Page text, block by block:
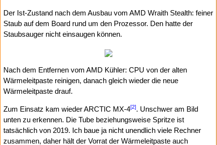
Der Ist-Zustand nach dem Ausbau vom AMD Wraith Stealth: feiner
Staub auf dem Board rund um den Prozessor. Den hatte der
Staubsauger nicht einsaugen können.
Nach dem Entfernen vom AMD Kühler: CPU von der alten
Wärmeleitpaste reinigen, danach gleich wieder die neue
Wärmeleitpaste drauf.
Zum Einsatz kam wieder ARCTIC MX-4[2]. Unschwer am Bild
unten zu erkennen. Die Tube beziehungsweise Spritze ist
tatsächlich von 2019. Ich baue ja nicht unendlich viele Rechner
zusammen, daher hält der Vorrat der Wärmeleit­paste auch